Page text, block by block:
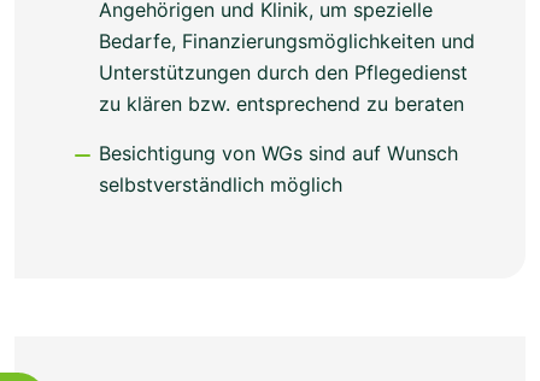
Angehörigen und Klinik, um spezielle
Bedarfe, Finanzierungsmöglichkeiten und
Unterstützungen durch den Pflegedienst
zu klären bzw. entsprechend zu beraten
Besichtigung von WGs sind auf Wunsch
selbstverständlich möglich